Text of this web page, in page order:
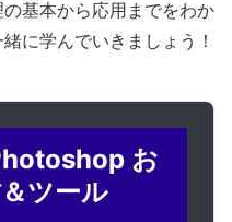
基本から応用までをわか
に学んでいきましょう！
お
ツール